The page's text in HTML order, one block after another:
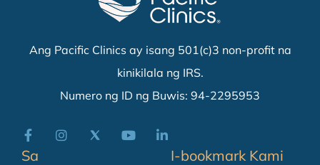
Ang Pacific Clinics ay isang 501(c)3 non-profit na
kinikilala ng IRS.
Numero ng ID ng Buwis: 94-2295953
Sa I-bookmark Kami